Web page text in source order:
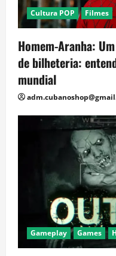
Cultura POP Filmes
Homem-Aranha:
de bilheteria:
mundial
Gameplay Games